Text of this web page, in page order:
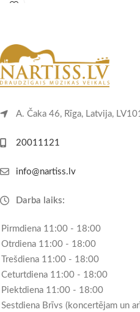
A. Čaka 46, Rīga, Latvija,
20011121
info@nartiss.lv
Darba laiks:
Pirmdiena 11:00 - 18:00
Otrdiena 11:00 - 18:00
Trešdiena 11:00 - 18:00
Ceturtdiena 11:00 - 18:00
Piektdiena 11:00 - 18:00
Sestdiena Brīvs (koncertējam un